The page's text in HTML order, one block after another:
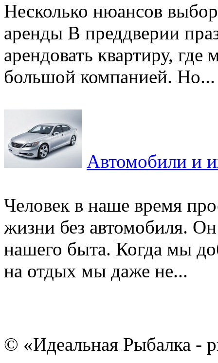
Несколько нюансов
аренды В преддверии
арендовать квартиру, где
большой компанией. Но...
Автомобили и
Человек в наше время
жизни без автомобиля.
нашего быта. Когда мы
на отдых мы даже не...
© «Идеальная Рыбалка -